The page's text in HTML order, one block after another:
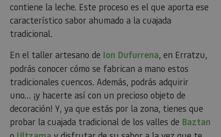
contiene la leche. Este proceso es el que aporta ese
característico sabor ahumado a la cuajada
tradicional.
En el taller artesano de Ion Dufurrena, en Erratzu,
podrás conocer cómo se fabrican a mano estos
tradicionales cuencos. Además, podrás adquirir
uno… ¡y hacerte así con un precioso objeto de
decoración! Y, ya que estás por la zona, tienes que
probar la cuajada tradicional de los valles de Baztan